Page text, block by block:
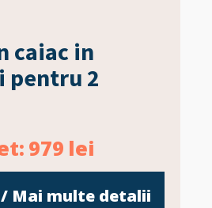
caiac in
pentru 2
979 lei
/ Mai multe detalii